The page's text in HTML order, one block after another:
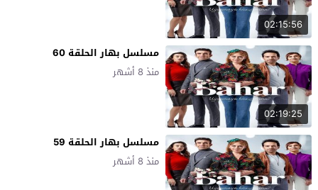
02:15:56
02:19:25
مسلسل بهار الحلقة 60
منذ 8 أشهر
مسلسل بهار الحلقة 59
منذ 8 أشهر